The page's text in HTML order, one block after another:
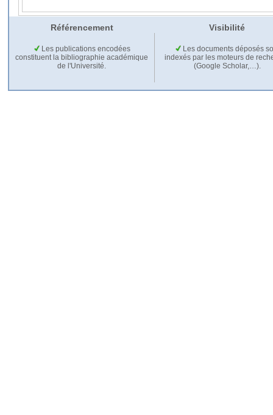
Référencement Visibilité
Les publications encodées
constituent la bibliographie académique
de l'Université.
Les documents déposés
indexés par les moteurs de
(Google Scholar,…).